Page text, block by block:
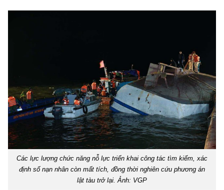
Các lực lượng chức năng nỗ lực triển khai công tác tìm kiếm, xác
định số nạn nhân còn mất tích, đồng thời nghiên cứu phương án
lật tàu trở lại. Ảnh: VGP